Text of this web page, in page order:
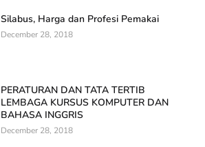
Silabus, Harga dan Profesi Pemakai
December 28, 2018
PERATURAN DAN TATA TERTIB
LEMBAGA KURSUS KOMPUTER DAN
BAHASA INGGRIS
December 28, 2018